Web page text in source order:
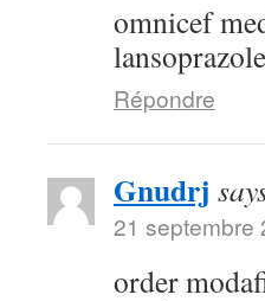
omnicef
Répondre
Gnudrj
21 septembre
order